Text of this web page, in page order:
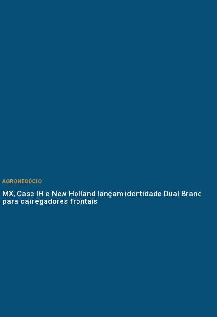
AGRONEGÓCIO
MX, Case IH e New Holland lançam identidade Dual Brand
para carregadores frontais